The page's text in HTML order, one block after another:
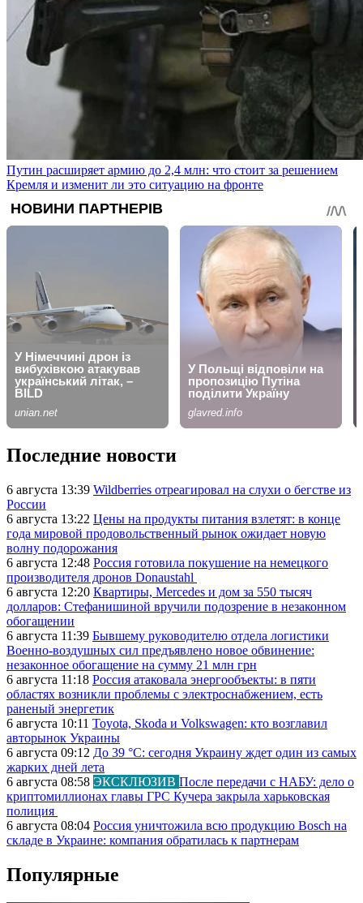
Путин расширяет армию до 2,4 млн: что стоит за решением
Кремля и изменит ли это ситуацию на фронте
Последние новости
6 августа 13:39 Wildberries отреагировал на слухи о бегстве из
России
6 августа 13:22 Цены на продукты питания взлетят: в конце
года мировой продовольственный рынок ожидает новую
волну подорожания
6 августа 12:48 Россия готовила покушение на немецкого
производителя дронов Donaustahl
6 августа 12:20 Квартиры, Mercedes и дом за 550 тысяч
долларов: Стефанишиной вручили подозрение в незаконном
обогащении
6 августа 11:39 Бывшему руководителю отдела логистики
Военно-воздушных сил предъявлено новое обвинение:
незаконное обогащение на сумму 21 млн грн
6 августа 11:18 Россия атаковала энергообъекты: в пяти
областях возникли проблемы с электроснабжением, есть
раненый энергетик
6 августа 10:11 Toyota, Skoda и Volkswagen: кто возглавил
авторынок Украины
6 августа 09:12 До 39 °C: сегодня Украину ждет один из самых
жарких дней лета
6 августа 08:58 ЭКСКЛЮЗИВ После передачи с НАБУ: дело о
криптомиллионах главы ГРС Кучера закрыла харьковская
полиция
6 августа 08:04 Россия уничтожила всю продукцию Bosch на
складе в Украине: компания обратилась к партнерам
Популярные